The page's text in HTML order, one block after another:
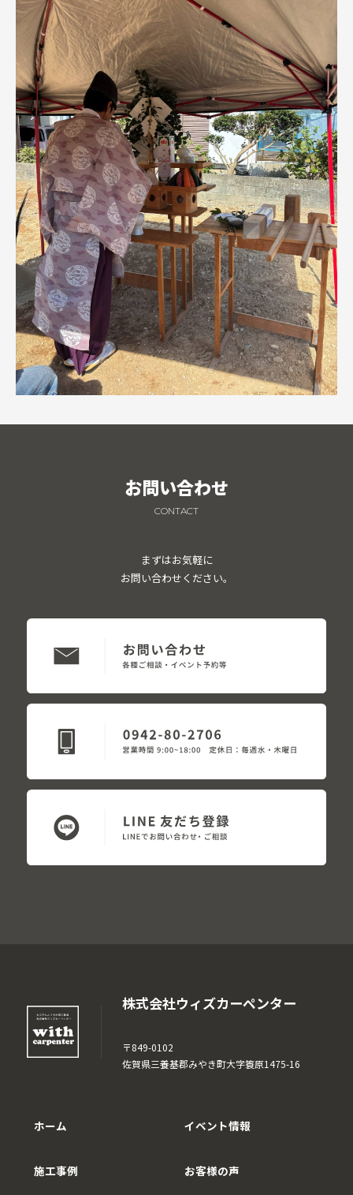
お問い合わせ
CONTACT
まずはお気軽に
お問い合わせください。
株式会社ウィズカーペンター
〒849-0102
佐賀県三養基郡みやき町大字簑原1475-16
ホーム
施工事例
イベント情報
お客様の声